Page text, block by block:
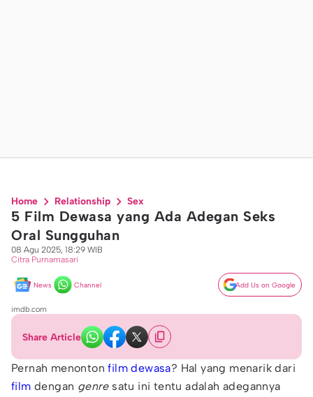
Home Relationship Sex
5 Film Dewasa yang Ada Adegan Seks
Oral Sungguhan
08 Agu 2025, 18:29 WIB
Citra Purnamasari
News Channel Add Us on Google
imdb.com
Share Article
Pernah menontonfilm dewasa? Hal yang menarik dari
film dengan genresatu ini tentu adalah adegannya